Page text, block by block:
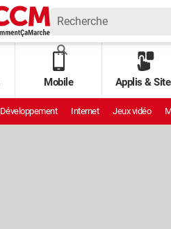
Mobile Applis &
Développement Internet Jeux vidéo